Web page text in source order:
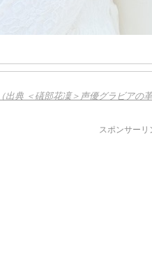
（出典 ＜礒部花凜＞声優グラビア
スポンサーリ